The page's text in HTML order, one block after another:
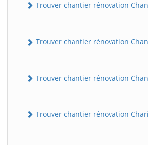
Trouver chantier rénovation
Trouver chantier rénovation
Trouver chantier rénovation
Trouver chantier rénovation